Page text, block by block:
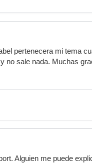
pertenecera mi tema
no sale nada. Muchas
Alguien me puede